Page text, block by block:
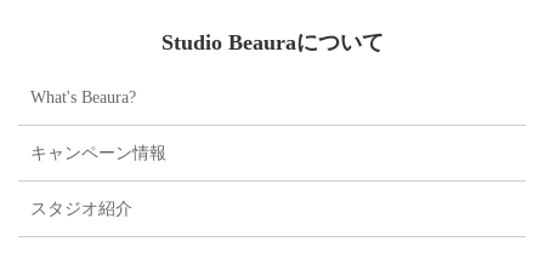
Studio Beauraについて
What's Beaura?
キャンペーン情報
スタジオ紹介